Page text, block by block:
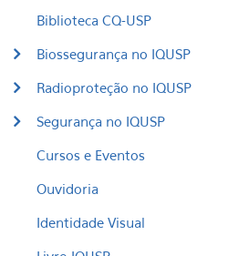
Biblioteca CQ-USP
Biossegurança no IQUSP
Radioproteção no IQUSP
Segurança no IQUSP
Cursos e Eventos
Ouvidoria
Identidade Visual